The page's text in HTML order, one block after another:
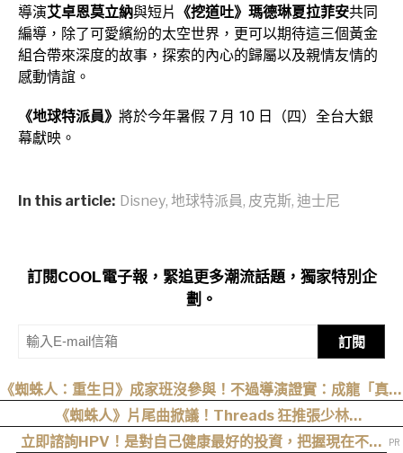
導演艾卓恩莫立納與短片 《挖道吐》瑪德琳夏拉菲安共同
編導，除了可愛繽紛的太空世界，更可以期待這三個黃金
組合帶來深度的故事，探索的內心的歸屬以及親情友情的
感動情誼。
《地球特派員》 將於今年暑假 7 月 10 日（四）全台大銀
幕獻映。
In this article: Disney, 地球特派員, 皮克斯, 迪士尼
訂閱COOL電子報，緊追更多潮流話題，獨家特別企
劃。
訂閱
《蜘蛛人：重生日》成家班沒參與！不過導演證實：成龍「真的
有來片場」
《蜘蛛人》片尾曲掀議！Threads 狂推張少林
〈SpiderMan〉，網友：播這個直接神作預定
立即諮詢HPV！是對自己健康最好的投資，把握現在不嫌